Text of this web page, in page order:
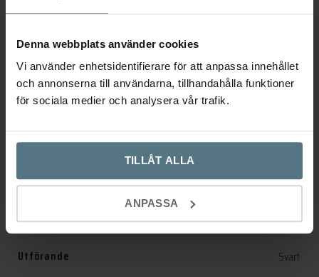
Denna webbplats använder cookies
Vi använder enhetsidentifierare för att anpassa innehållet
och annonserna till användarna, tillhandahålla funktioner
för sociala medier och analysera vår trafik.
TILLÅT ALLA
ANPASSA
Ytterligare information
Recensioner (0)
Ytterligare information
Dimensioner 141 × 13 × 325 mm
CC-mått 128 mm
Utförande Svart